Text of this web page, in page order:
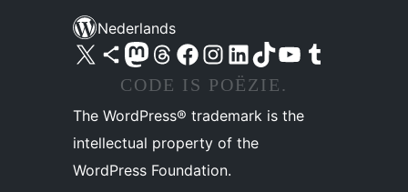
Nederlands
Bezoek ons X (voorheen Twitter) account
Bezoek ons Bluesky account
Bezoek ons Mastodon account
Bezoek ons Threads account
Onze Facebook pagina bezoeken
Bezoek ons Instagram account
Bezoek ons LinkedIn account
Bezoek ons TikTok account
Bezoek ons YouTube kanaalBezoek ons Tumblr account
CODE IS POËZIE.
The WordPress® trademark is the
intellectual property of the
WordPress Foundation.